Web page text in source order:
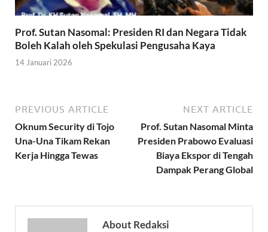
Prof. Sutan Nasomal: Presiden RI dan Negara Tidak
Boleh Kalah oleh Spekulasi Pengusaha Kaya
14 Januari 2026
PREVIOUS ARTICLE
Oknum Security di Tojo
Una-Una Tikam Rekan
Kerja Hingga Tewas
NEXT ARTICLE
Prof. Sutan Nasomal Minta
Presiden Prabowo Evaluasi
Biaya Ekspor di Tengah
Dampak Perang Global
About Redaksi